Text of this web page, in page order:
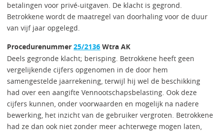
betalingen voor privé-uitgaven. De klacht is gegrond.
Betrokkene wordt de maatregel van doorhaling voor de duur
van vijf jaar opgelegd.
Procedurenummer25/2136 Wtra AK
Deels gegronde klacht; berisping. Betrokkene heeft geen
vergelijkende cijfers opgenomen in de door hem
samengestelde jaarrekening, terwijl hij wel de beschikking
had over een aangifte Vennootschapsbelasting. Ook deze
cijfers kunnen, onder voorwaarden en mogelijk na nadere
bewerking, het inzicht van de gebruiker vergroten. Betrokkene
had ze dan ook niet zonder meer achterwege mogen laten,